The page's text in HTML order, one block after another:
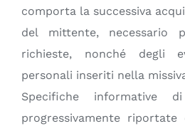
comporta la successiva
del mittente, necessario
richieste, nonché degli
personali inseriti nella
Specifiche informative
progressivamente